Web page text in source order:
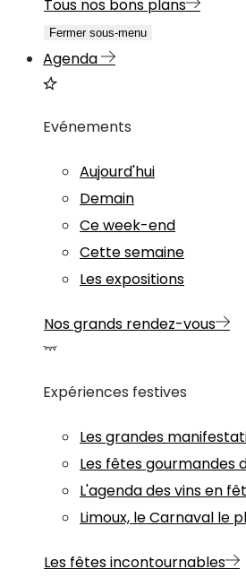
Tous nos bons plans
Fermer sous-menu
Agenda
Evénements
Aujourd'hui
Demain
Ce week-end
Cette semaine
Les expositions
Nos grands rendez-vous
Expériences festives
Les grandes
Les fêtes gourmandes
L'agenda des vins en
Limoux, le Carnaval le
Les fêtes incontournables